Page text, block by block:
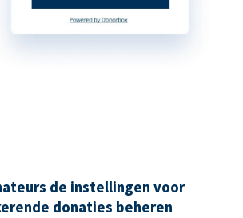
de instellingen voor
donaties beheren